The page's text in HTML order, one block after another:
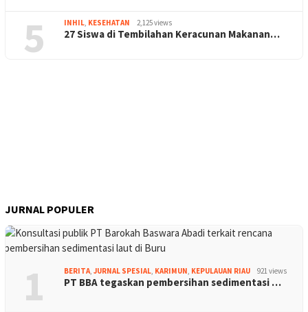
5 INHIL, KESEHATAN 2,125 views
27 Siswa di Tembilahan Keracunan Makanan…
JURNAL POPULER
1 BERITA, JURNAL SPESIAL, KARIMUN, KEPULAUAN RIAU 921 views
PT BBA tegaskan pembersihan sedimentasi …